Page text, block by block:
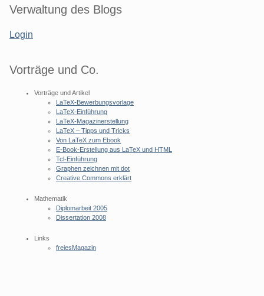
Seitenleiste
Verwaltung des Blogs
Login
Vorträge und Co.
Vorträge und Artikel
LaTeX-Bewerbungsvorlage
LaTeX-Einführung
LaTeX-Magazinerstellung
LaTeX – Tipps und Tricks
Von LaTeX zum Ebook
E-Book-Erstellung aus LaTeX und HTML
Tcl-Einführung
Graphen zeichnen mit dot
Creative Commons erklärt
Mathematik
Diplomarbeit 2005
Dissertation 2008
Links
freiesMagazin